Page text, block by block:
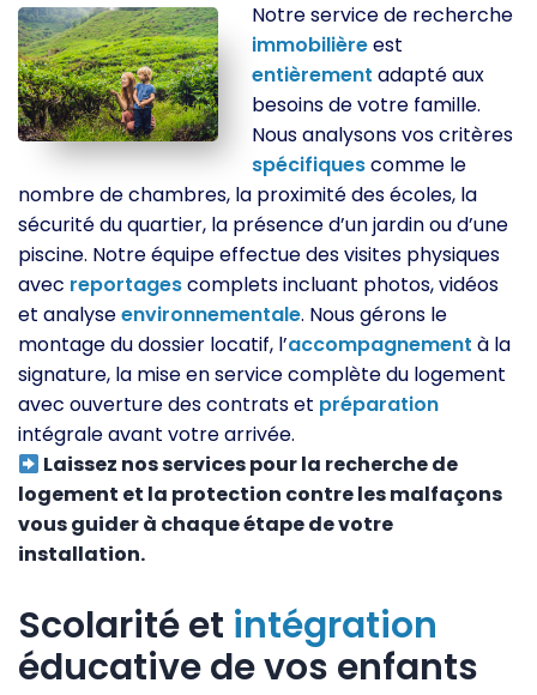
Notre service de recherche
immobilièreest
entièrement adapté aux
besoins de votre famille.
Nous analysons vos critères
spécifiquescomme le
nombre de chambres, la proximité des écoles, la
sécurité du quartier, la présence d’un jardin ou d’une
piscine. Notre équipe effectue des visites physiques
avec reportagescomplets incluant photos, vidéos
et analyseenvironnementale. Nous gérons le
montage du dossier locatif, l’accompagnement à la
signature, la mise en service complète du logement
avec ouverture des contrats et préparation
intégrale avant votre arrivée.
Laissez nos services pour la recherche de
logement et la protection contre les malfaçons
vous guider à chaque étape de votre
installation.
Scolarité et intégration
éducative de vos enfants